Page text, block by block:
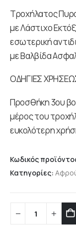
Τροχήλατος
με Λάστιχο
εσωτερική
με Βαλβίδα
ΟΔΗΓΙΕΣ
Προσθήκη 3ου
μέρος του
ευκολότερη
Κωδικός
Κατηγορίες: